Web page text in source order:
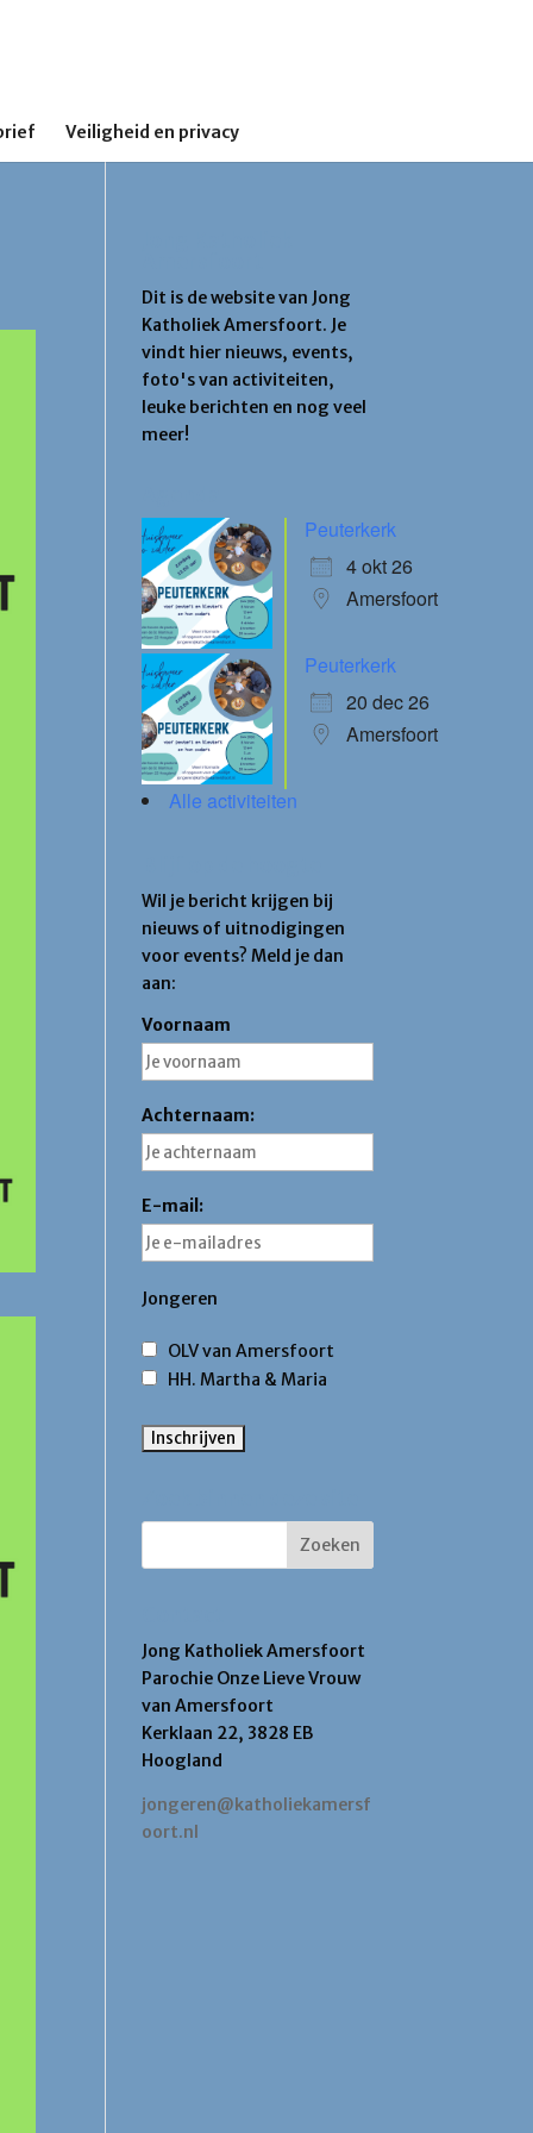
Veiligheid en privacy
Dit is de website van Jong
Katholiek Amersfoort. Je
vindt hier nieuws, events,
foto's van activiteiten,
leuke berichten en nog veel
meer!
Peuterkerk
4 okt 26
Amersfoort
Peuterkerk
20 dec 26
Amersfoort
Alle activiteiten
Wil je bericht krijgen bij
nieuws of uitnodigingen
voor events? Meld je dan
aan:
Voornaam
Achternaam:
E-mail:
Jongeren
OLV van Amersfoort
HH. Martha & Maria
Jong Katholiek Amersfoort
Parochie Onze Lieve Vrouw
van Amersfoort
Kerklaan 22, 3828 EB
Hoogland
jongeren@katholiekamersf
oort.nl